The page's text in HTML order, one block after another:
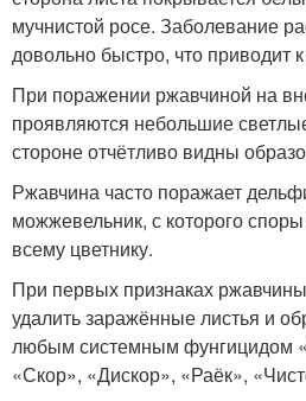
мучнистой росе. Заболевание
довольно быстро, что приводит
При поражении ржавчиной на
проявляются небольшие
стороне отчётливо видны
Ржавчина часто поражает
можжевельник, с которого
всему цветнику.
При первых признаках
удалить заражённые листья и
любым системным фунгицидом
«Скор», «Дискор», «Раёк»,